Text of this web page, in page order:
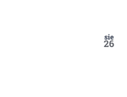
sie
26